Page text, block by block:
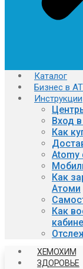
Каталог
Бизнес в
Инструкции
Вход
Как
Atomy
Как
Атоми
Как
ХЕМОХИМ
ЗДОРОВЬЕ